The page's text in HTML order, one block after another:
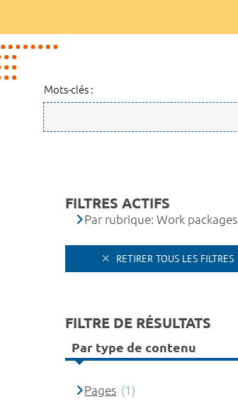
Mots-clés :
FILTRES ACTIFS
Par rubrique: Work packages
RETIRER TOUS LES FILTRES
FILTRE DE RÉSULTATS
Par type de contenu
Pages (1)